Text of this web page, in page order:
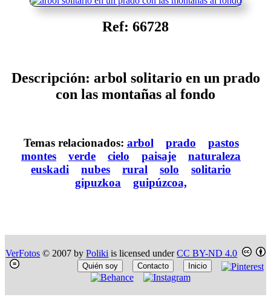
Ref: 66728
Descripción: arbol solitario en un prado
con las montañas al fondo
Temas relacionados: arbol prado
pastos
montes
verde cielo paisaje
naturaleza
euskadi
nubes rural solo
solitario
gipuzkoa
guipúzcoa,
VerFotos © 2007 byPoliki is licensed underCC BY-ND 4.0
Quién soy Contacto Inicio